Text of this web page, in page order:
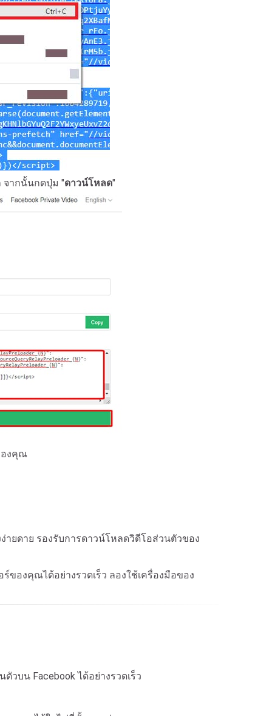
ากนั้นกดปุ่ม "ดาวน์โหลด"
องคุณ
ายดาย รองรับการดาวน์โหลดวิดีโอส่วนตัวของ
ของคุณได้อย่างรวดเร็ว ลองใช้เครื่องมือของ
วบน Facebook ได้อย่างรวดเร็ว